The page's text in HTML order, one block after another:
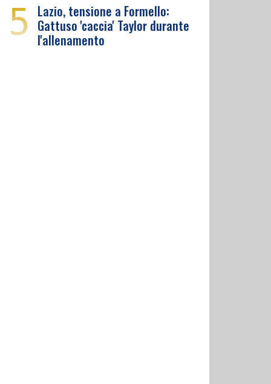
5 Lazio, tensione a Formello:
Gattuso 'caccia' Taylor durante
l'allenamento